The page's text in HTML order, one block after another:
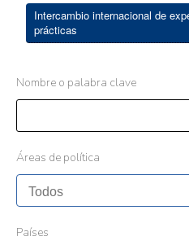
Intercambio internacional de
prácticas
Nombre o palabra clave
Áreas de política
Países